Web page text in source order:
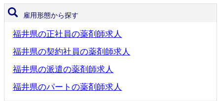
雇用形態から探す
福井県の正社員の薬剤師求人
福井県の契約社員の薬剤師求人
福井県の派遣の薬剤師求人
福井県のパートの薬剤師求人